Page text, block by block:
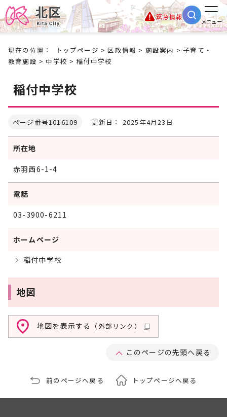
緊急情報
メニュー
現在の位置： トップページ >区政情報 > 施設案内 >子育て・
教育施設 >中学校 > 稲付中学校
稲付中学校
ページ番号1016109 更新日： 2025年4月23日
所在地
赤羽西6-1-4
電話
03-3900-6211
ホームページ
稲付中学校
地図
地図を表示する （外部リンク）
このページの先頭へ戻る
前のページへ戻る トップページへ戻る